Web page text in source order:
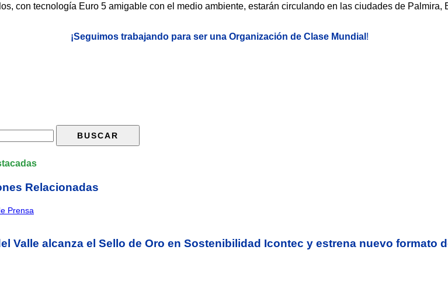
con tecnología Euro 5 amigable con el medio ambiente, estarán circulando en las ciudades de Palmira,
¡Seguimos trabajando para ser una Organización de Clase Mundial !
Relacionadas
Prensa
Valle alcanza el Sello de Oro en Sostenibilidad Icontec y estrena nuevo formato